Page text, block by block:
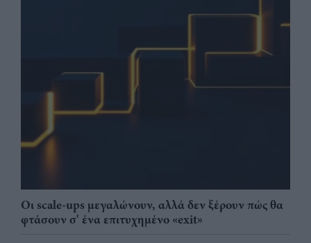
Οι scale-ups μεγαλώνουν, αλλά δεν ξέρουν πώς θα
φτάσουν σ' ένα επιτυχημένο «exit»